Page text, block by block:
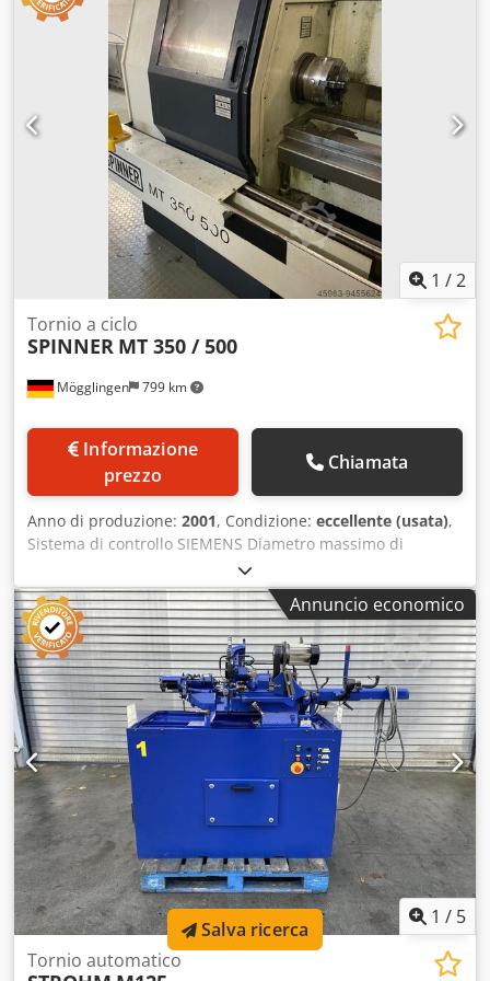
1 /2
Mögglingen 799 km
Tornio a ciclo
SPINNER MT 350 / 500
prezzo
Chiamata
Anno di produzione: 2001, Condizione: eccellente (usata),
Sistema di controllo SIEMENS Diametro massimo di
lavorazione sul piano 350 mm Diametro massimo di
tornitura 180 mm Distanza tra le punte 500 mm Velocità di
rotazione del mandrino 4000 giri/min Contropunta Sistema
Multifix Csdpfelawakex Ab Seha Accessori
Annuncio economico
1 / 5
Tornio automatico
Salva ricerca